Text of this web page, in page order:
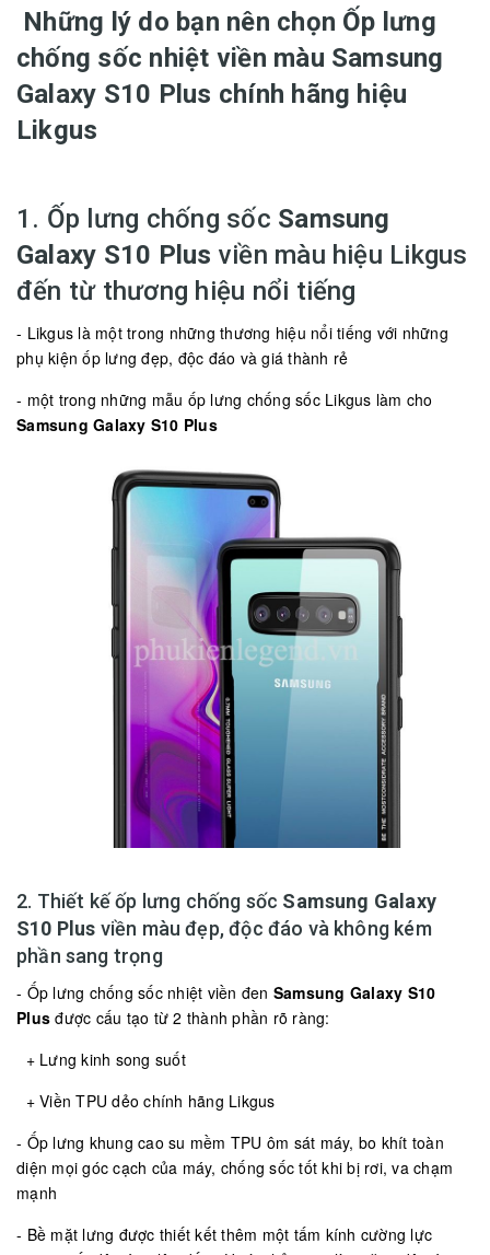
Những lý do bạn nên chọn Ốp lưng
chống sốc nhiệt viền màu Samsung
Galaxy S10 Plus chính hãng hiệu
Likgus
1. Ốp lưng chống sốc Samsung
Galaxy S10 Plus viền màu hiệu Likgus
đến từ thương hiệu nổi tiếng
- Likgus là một trong những thương hiệu nổi tiếng với những
phụ kiện ốp lưng đẹp, độc đáo và giá thành rẻ
- một trong những mẫu ốp lưng chống sốc Likgus làm cho
Samsung Galaxy S10 Plus
2. Thiết kế ốp lưng chống sốc Samsung Galaxy
S10 Plus viền màu đẹp, độc đáo và không kém
phần sang trọng
- Ốp lưng chống sốc nhiệt viền đen Samsung Galaxy S10
Plus được cấu tạo từ 2 thành phần rõ ràng:
+ Lưng kinh song suốt
+ Viền TPU dẻo chính hãng Likgus
- Ốp lưng khung cao su mềm TPU ôm sát máy, bo khít toàn
diện mọi góc cạch của máy, chống sốc tốt khi bị rơi, va chạm
mạnh
- Bề mặt lưng được thiết kết thêm một tấm kính cường lực